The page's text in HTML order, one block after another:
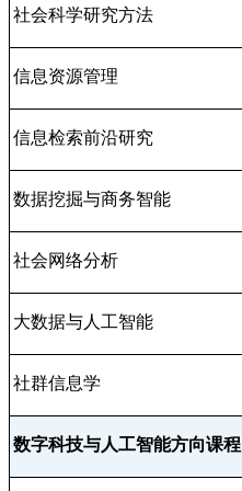
社会科学研究方法
信息资源管理
信息检索前沿研究
数据挖掘与商务智能
社会网络分析
大数据与人工智能
社群信息学
数字科技与人工智能方向课程